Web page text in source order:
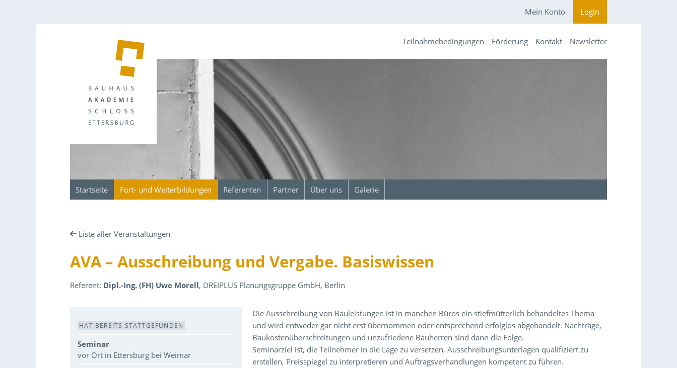
Mein Konto Login
Startseite Fort- und Weiterbildungen Referenten Partner Über uns Galerie
Teilnahmebedingungen Förderung Kontakt Newsletter
Liste aller Veranstaltungen
AVA – Ausschreibung und Vergabe. Basiswissen
Referent: Dipl.-Ing. (FH) Uwe Morell, DREIPLUS Planungsgruppe GmbH, Berlin
Veranstaltungsdaten
HAT BEREITS STATTGEFUNDEN
Seminar
vor Ort in Ettersburg bei Weimar
Über den Inhalt der Veranstaltung
Die Ausschreibung von Bauleistungen ist in manchen Büros ein stiefmütterlich behandeltes Thema
und wird entweder gar nicht erst übernommen oder entsprechend erfolglos abgehandelt. Nachträge,
Baukostenüberschreitungen und unzufriedene Bauherren sind dann die Folge.
Seminarziel ist, die Teilnehmer in die Lage zu versetzen, Ausschreibungsunterlagen qualifiziert zu
erstellen, Preisspiegel zu interpretieren und Auftragsverhandlungen kompetent zu führen.